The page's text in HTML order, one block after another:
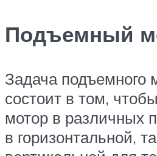
Подъемный
Задача подъемного
состоит в том,
мотор в различных
в горизонтальной,